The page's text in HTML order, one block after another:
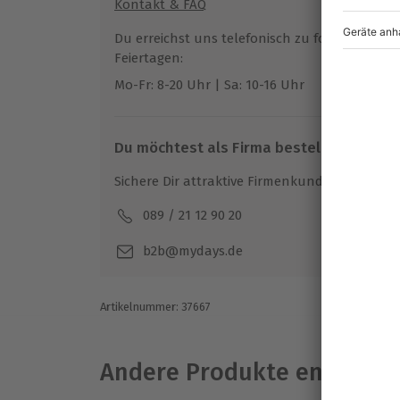
Kontakt & FAQ
Du erreichst uns telefonisch zu folgenden
Feiertagen:
Mo-Fr: 8-20 Uhr | Sa: 10-16 Uhr
Du möchtest als Firma bestellen?
Sichere Dir attraktive Firmenkunden Vorteile.
089 / 21 12 90 20
b2b@mydays.de
Artikelnummer: 37667
Andere Produkte entdecken